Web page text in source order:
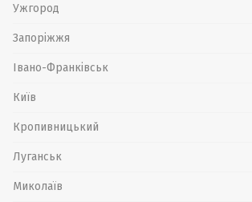
Ужгород
Запоріжжя
Івано-Франківськ
Київ
Кропивницький
Луганськ
Миколаїв